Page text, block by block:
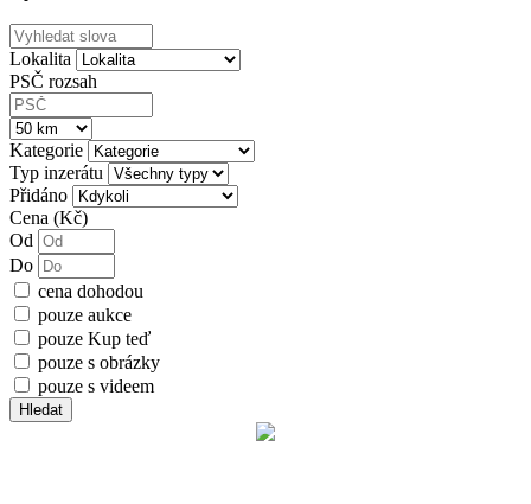
Lokalita
PSČ rozsah
Kategorie
Typ inzerátu
Přidáno
Cena (Kč)
Od
Do
cena dohodou
pouze aukce
pouze Kup teď
pouze s obrázky
pouze s videem
Hledat